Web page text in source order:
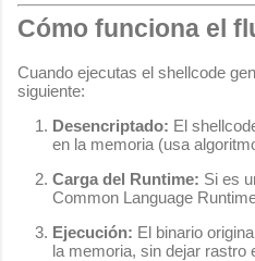
Cómo funciona el
Cuando ejecutas el shellcode
siguiente:
Desencriptado: El
en la memoria (usa
Carga del Runtime: Si es
Common Language
Ejecución: El binario
la memoria, sin dejar rastro